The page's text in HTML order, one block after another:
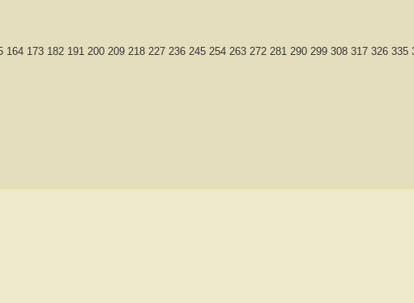
173 182 191 200 209 218 227 236 245 254 263 272 281 290 299 308 317 326 335